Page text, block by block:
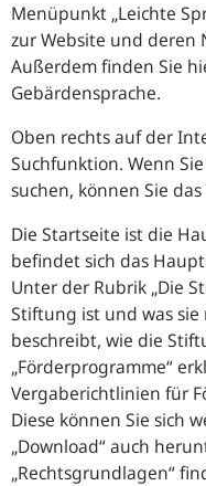
Menüpunkt „Leichte
zur Website und deren
Außerdem finden Sie
Gebärdensprache.
Oben rechts auf der
Suchfunktion. Wenn
suchen, können Sie
Die Startseite ist die
befindet sich das
Unter der Rubrik „Die
Stiftung ist und was sie
beschreibt, wie die
„Förderprogramme“
Vergaberichtlinien für
Diese können Sie sich
„Download“ auch
„Rechtsgrundlagen“